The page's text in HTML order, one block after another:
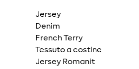
Jersey
Denim
French Terry
Tessuto a costine
Jersey Romanit